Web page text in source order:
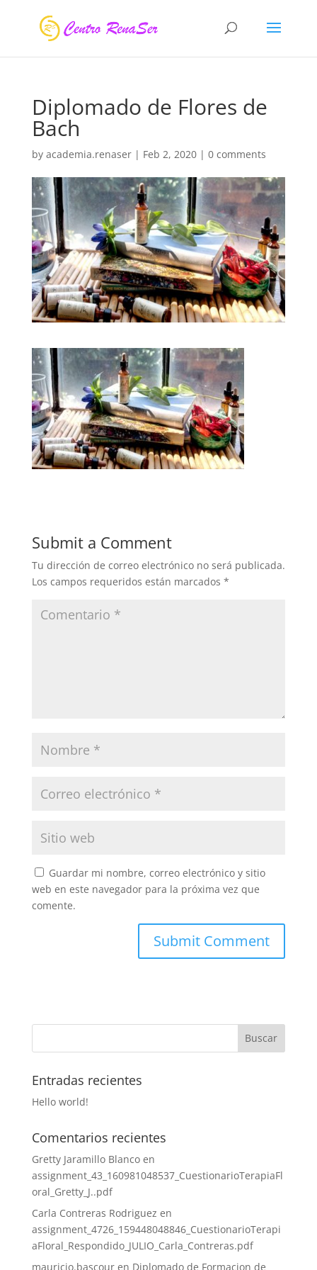
Diplomado de Flores de
Bach
by academia.renaser| Feb 2, 2020| 0 comments
Submit a Comment
Tu dirección de correo electrónico no será publicada.
Los campos requeridos están marcados *
Guardar mi nombre, correo electrónico y sitio
web en este navegador para la próxima vez que
comente.
Entradas recientes
Hello world!
Comentarios recientes
Gretty Jaramillo Blancoen
assignment_43_160981048537_CuestionarioTerapiaFl
oral_Gretty_J..pdf
Carla Contreras Rodriguez en
assignment_4726_159448048846_CuestionarioTerapi
aFloral_Respondido_JULIO_Carla_Contreras.pdf
mauricio.bascouren Diplomado de Formacion de